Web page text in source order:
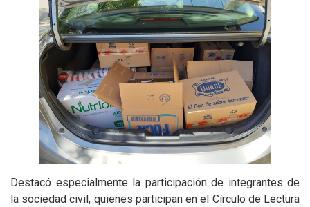
Destacó especialmente la participación de integrantes de
la sociedad civil, quienes participan en el Círculo de Lectura